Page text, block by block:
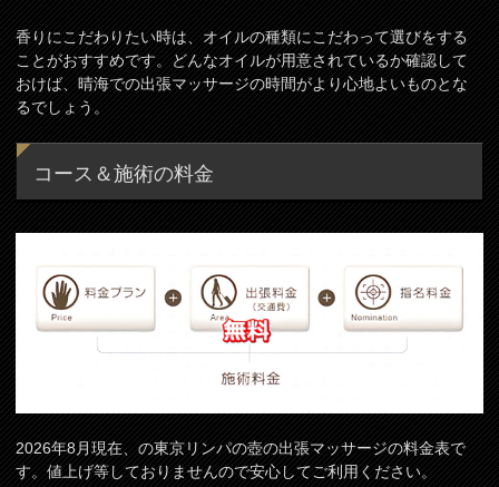
香りにこだわりたい時は、オイルの種類にこだわって選びをする
ことがおすすめです。どんなオイルが用意されているか確認して
おけば、晴海での出張マッサージの時間がより心地よいものとな
るでしょう。
コース＆施術の料金
2026年8月現在、の東京リンパの壺の出張マッサージの料金表で
す。値上げ等しておりませんので安心してご利用ください。